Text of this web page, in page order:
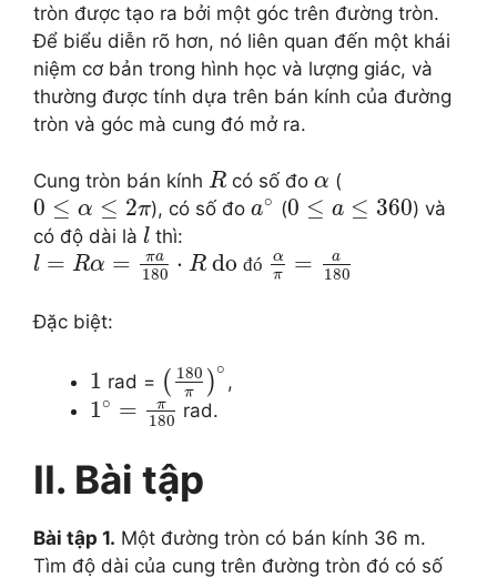
tròn được tạo ra bởi một góc trên đường tròn.
Để biểu diễn rõ hơn, nó liên quan đến một khái
niệm cơ bản trong hình học và lượng giác, và
thường được tính dựa trên bán kính của đường
tròn và góc mà cung đó mở ra.
Cung tròn bán kính Rcó số đo α (
0 ≤ α ≤ 2π), có số đoa∘ (0 ≤ a ≤ 360) và
có độ dài là l thì:
l = Rα = πa
180 ⋅ Rdo đó
α
π
= a
180
Đặc biệt:
1 rad = ( 180
π )
∘
,
1∘ = π
180 rad.
II. Bài tập
Bài tập 1. Một đường tròn có bán kính 36 m.
Tìm độ dài của cung trên đường tròn đó có số